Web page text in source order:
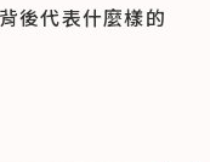
後代表什麼樣的